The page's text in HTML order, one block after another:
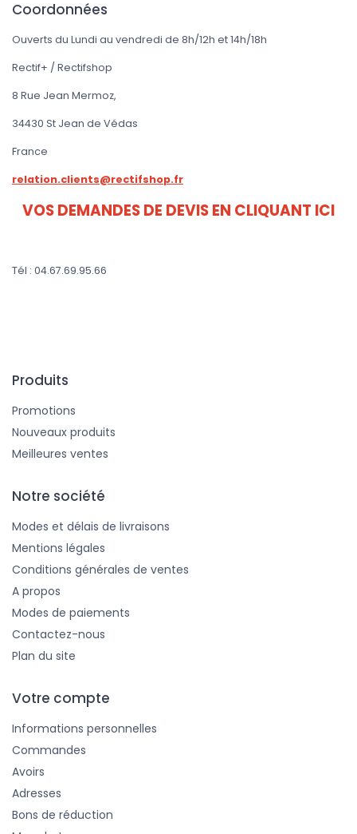
Coordonnées
Ouverts du Lundi au vendredi de 8h/12h et 14h/18h
Rectif+ / Rectifshop
8 Rue Jean Mermoz,
34430 St Jean de Védas
France
relation.clients@rectifshop.fr
VOS DEMANDES DE DEVIS EN CLIQUANT ICI
Tél : 04.67.69.95.66
Produits
Promotions
Nouveaux produits
Meilleures ventes
Notre société
Modes et délais de livraisons
Mentions légales
Conditions générales de ventes
A propos
Modes de paiements
Contactez-nous
Plan du site
Votre compte
Informations personnelles
Commandes
Avoirs
Adresses
Bons de réduction